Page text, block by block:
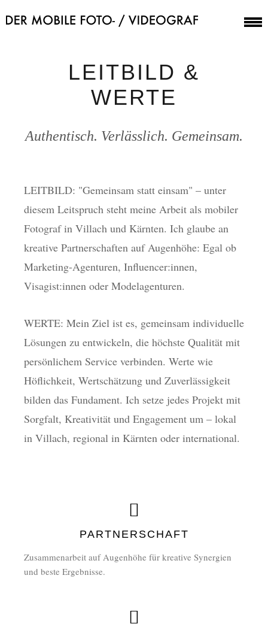
LEITBILD &
WERTE
Authentisch. Verlässlich. Gemeinsam.
LEITBILD: "Gemeinsam statt einsam" – unter
diesem Leitspruch steht meine Arbeit als mobiler
Fotograf in Villach und Kärnten. Ich glaube an
kreative Partnerschaften auf Augenhöhe: Egal ob
Marketing-Agenturen, Influencer:innen,
Visagist:innen oder Modelagenturen.
WERTE: Mein Ziel ist es, gemeinsam individuelle
Lösungen zu entwickeln, die höchste Qualität mit
persönlichem Service verbinden. Werte wie
Höflichkeit, Wertschätzung und Zuverlässigkeit
bilden das Fundament. Ich setze jedes Projekt mit
Sorgfalt, Kreativität und Engagement um – lokal
in Villach, regional in Kärnten oder international.
PARTNERSCHAFT
Zusammenarbeit auf Augenhöhe für kreative Synergien
und beste Ergebnisse.